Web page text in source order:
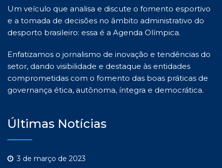
Um veículo que analisa e discute o fomento esportivo
e a tomada de decisões no âmbito administrativo do
desporto brasileiro: essa é a Agenda Olímpica.
Enfatizamos o jornalismo de inovação e tendências do
setor, dando visibilidade e destaque às entidades
comprometidas com o fomento das boas práticas de
governança ética, autônoma, íntegra e democrática.
Últimas Notícias
3 de março de 2023